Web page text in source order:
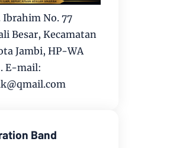
Ibrahim No. 77
Besar, Kecamatan
Jambi, HP-WA
E-mail:
Band